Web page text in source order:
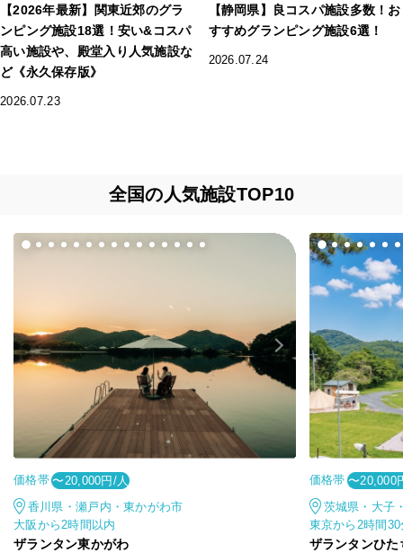
【2026年最新】関東近郊のグラ
ンピング施設18選！安い&コスパ
高い施設や、殿堂入り人気施設な
ど《永久保存版》
2026.07.23
【静岡県】良コスパ施設多数！お
すすめグランピング施設6選！
2026.07.24
全国の人気施設TOP10
価格帯 〜20,000円/人
香川県・瀬戸内・東かがわ市
大阪から2時間以内
ザランタン東かがわ
価格帯 〜20,000
茨城県・大子
東京から2時間
ザランタンひ